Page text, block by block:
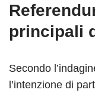
principali
Secondo
l’intenzione di